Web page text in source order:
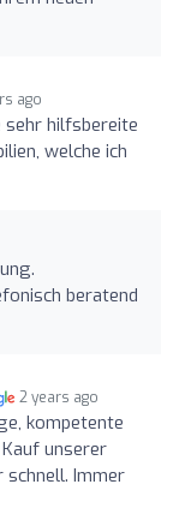
ago
sehr hilfsbereite
welche ich
beratend
2 years ago
kompetente
unserer
Immer